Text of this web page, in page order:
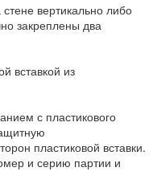
вертикально либо
закреплены два
вставкой из
с пластикового
пластиковой вставки.
и серию партии и